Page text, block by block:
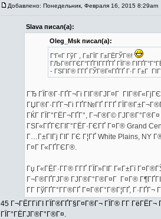
Добавлено: Понедельник, Февраля 16, 2015 8:29am
Slava писал(а):
Oleg_Msk писал(а):
Г‘Г«Г ГўГ , Г±ГЇГ Г±ГЁГЎГ®!
ГЉГ®Г­ГЄГ°ГҐГІГ­ГҐГҐ ГЇГ®
- ГЅГІГ® Г­ГҐ ГЎГ®Г«ГҐГҐ Г·Г Г±Г
ГЂ ГЇГ®Г·ГҐГ¬Гі ГІГ®ГЈГ¤Г
ГЏГ®Г·ГҐГ¬Гі ГҐГ№ГҐ Г­ГҐ
ГЌГ ГЇГ°ГЁГ¬ГҐГ°, Г¬Г®Г©
ГЅГ«ГҐГЄГІГ°ГЁГ·ГЄГҐ Г¤Г® Grand
Г…Г±ГІГј ГІГ ГЄ Г¦ГҐ White Plains, NY
Г¤Г Г«ГҐГЄГ®.
Гџ Г«ГЁГ·Г­Г® Г­ГҐ ГЇГ»ГІГ Г«Г±Гї
Г¬Г®ГҐГЈГ® ГЈГ®Г°Г®Г¤Г Г¤Г®
Г­Г ГўГҐГ°Г­Г®ГҐ Г¤Г®Г°Г®Г¦ГҐ,
45 Г¬ГЁГ­ГіГІ ГЇГ®ГҐГ§Г¤Г®Г¬ ГЇГ® Г­Г
ГЇГ°ГЁГЈГ®Г°Г®Г¤.